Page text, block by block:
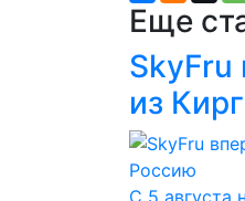
Еще
SkyFru
из
С 5 августа